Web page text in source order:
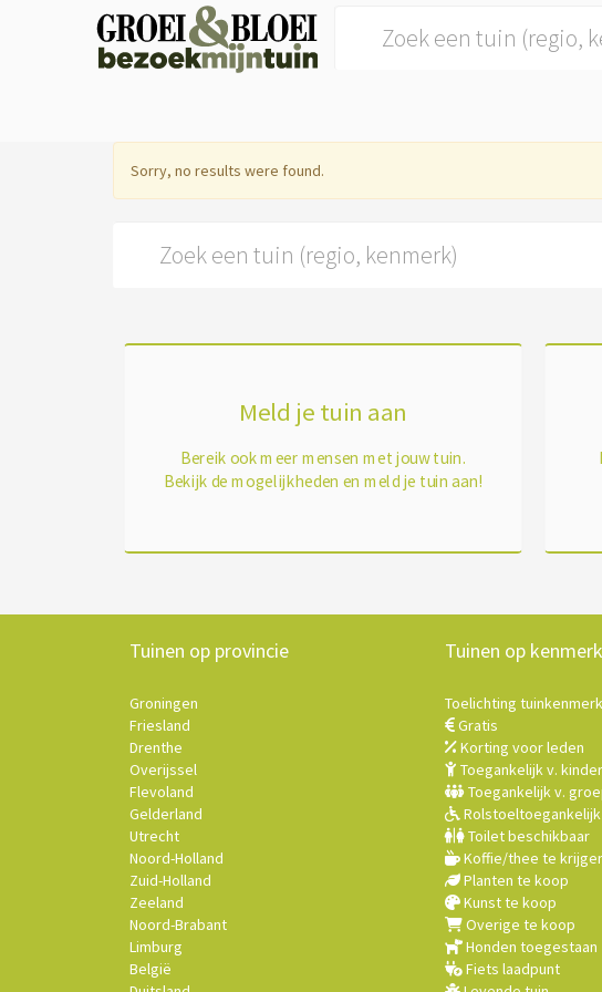
Sorry, no results were found.
Meld je tuin aan
Bereik ook meer mensen met jouw tuin.
Bekijk de mogelijkheden en meld je tuin aan!
Tuinen op provincie
Groningen
Friesland
Drenthe
Overijssel
Flevoland
Gelderland
Utrecht
Noord-Holland
Zuid-Holland
Zeeland
Noord-Brabant
Limburg
België
Tuinen op
Toelichting
Gratis
Korting voor leden
Toegankelijk v.
Toegankelijk v.
Rolstoeltoegankelijk
Toilet beschikbaar
Koffie/thee te
Planten te koop
Kunst te koop
Overige te koop
Honden toegestaan
Fiets laadpunt